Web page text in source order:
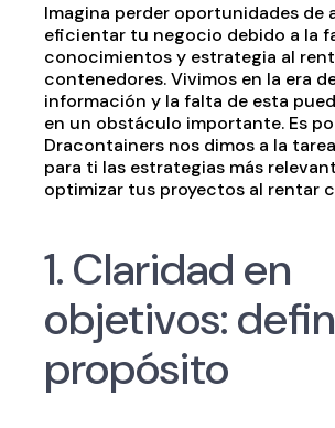
Imagina perder oportunidades de
eficientar tu negocio debido a la
conocimientos y estrategia al
contenedores. Vivimos en la era
información y la falta de esta
en un obstáculo importante. Es
Dracontainers nos dimos a la
para ti las estrategias más
optimizar tus proyectos al rentar
1. Claridad en
objetivos:
propósito